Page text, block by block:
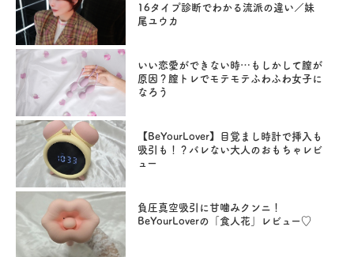
16タイプ診断でわかる流派の違い／妹
尾ユウカ
いい恋愛ができない時…もしかして膣が
原因？膣トレでモテモテふわふわ女子に
なろう
【BeYourLover】目覚まし時計で挿入も
吸引も！？バレない大人のおもちゃレビ
ュー
負圧真空吸引に甘噛みクンニ！
BeYourLoverの「食人花」レビュー♡